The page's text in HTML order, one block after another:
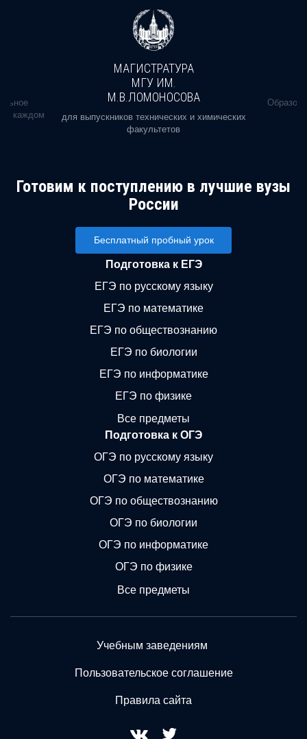
в каждом
МАГИСТРАТУРА
МГУ ИМ.
М.В.ЛОМОНОСОВА
для выпускников технических и химических
факультетов
Готовим к поступлению в лучшие вузы
России
Бесплатный пробный урок
Подготовка к ЕГЭ
ЕГЭ по русскому языку
ЕГЭ по математике
ЕГЭ по обществознанию
ЕГЭ по биологии
ЕГЭ по информатике
ЕГЭ по физике
Все предметы
Подготовка к ОГЭ
ОГЭ по русскому языку
ОГЭ по математике
ОГЭ по обществознанию
ОГЭ по биологии
ОГЭ по информатике
ОГЭ по физике
Все предметы
Учебным заведениям
Пользовательское соглашение
Правила сайта